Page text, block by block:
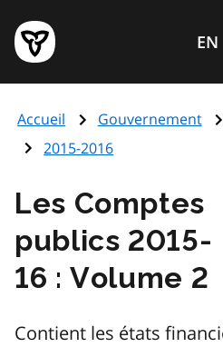
au
contenu
principal
Page
d'accueil
de
l'Ontario
EN
Accueil Gouvernement
2015-2016
Les Comptes
publics 2015-
16 : Volume 2
Contient les états